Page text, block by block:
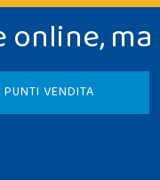
ma
VENDITA